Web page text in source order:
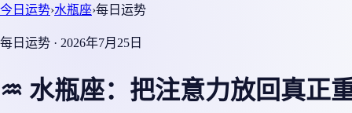
今日运势›水瓶座›每日运势
每日运势 · 2026年7月25日
♒ 水瓶座：把注意力放回真正